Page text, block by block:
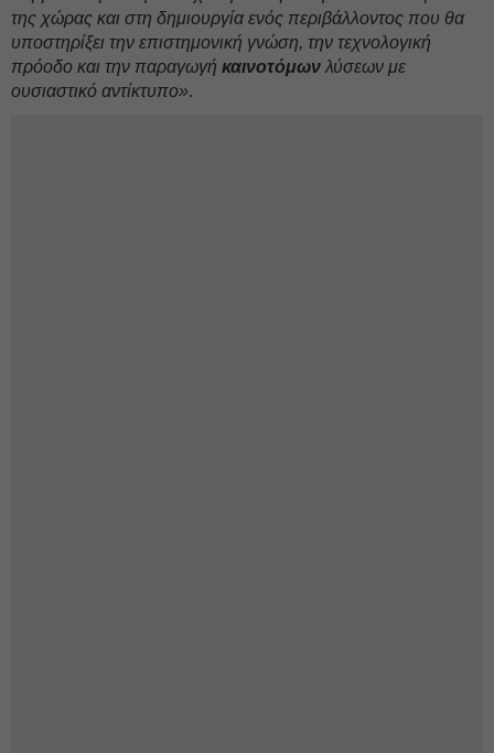
της χώρας και στη δημιουργία ενός περιβάλλοντος που θα
υποστηρίξει την επιστημονική γνώση, την τεχνολογική
πρόοδο και την παραγωγή καινοτόμων λύσεων με
ουσιαστικό αντίκτυπο».